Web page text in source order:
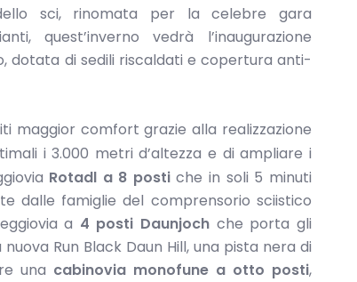
sci, rinomata per la celebre gara
quest’inverno vedrà l’inaugurazione
dotata di sedili riscaldati e copertura anti-
maggior comfort grazie alla realizzazione
i 3.000 metri d’altezza e di ampliare i
Rotadl a 8 postiche in soli 5 minuti
dalle famiglie del comprensorio sciistico
a 4 posti Daunjoch che porta gli
Run Black Daun Hill, una pista nera di
una cabinovia monofune a otto posti,